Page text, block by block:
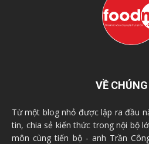
VỀ
Từ một blog nhỏ được lập ra đầu
tin, chia sẻ kiến thức trong nội bộ
môn cùng tiến bộ - anh Trần